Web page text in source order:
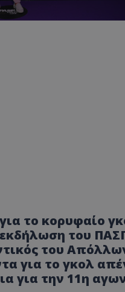
το κορυφαίο
του
του
για το γκολ
για την 11η